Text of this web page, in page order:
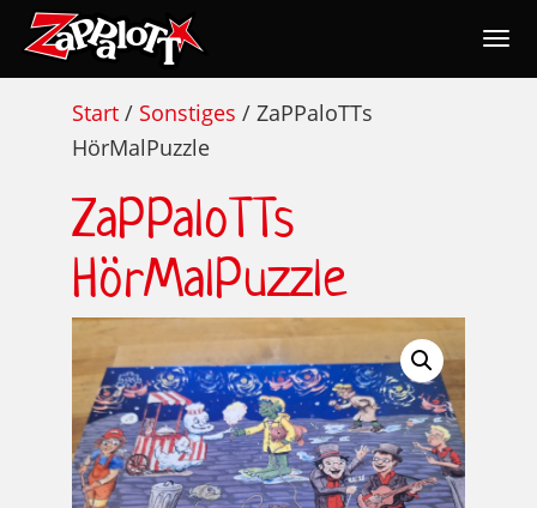
Start / Sonstiges / ZaPPaloTTs
HörMalPuzzle
ZaPPaloTTs
HörMalPuzzle